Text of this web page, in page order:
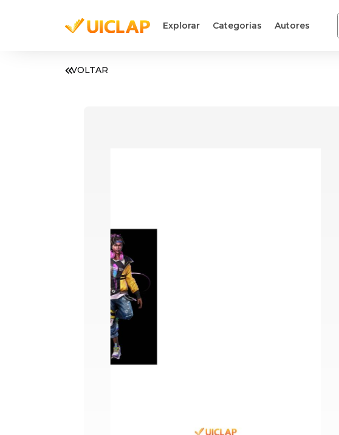
Explorar Categorias Autores
VOLTAR